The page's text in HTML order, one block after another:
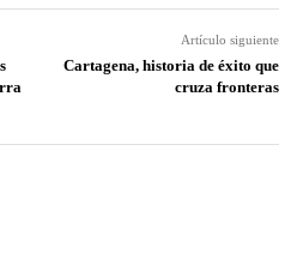
Artículo siguiente
Cartagena, historia de éxito que
cruza fronteras